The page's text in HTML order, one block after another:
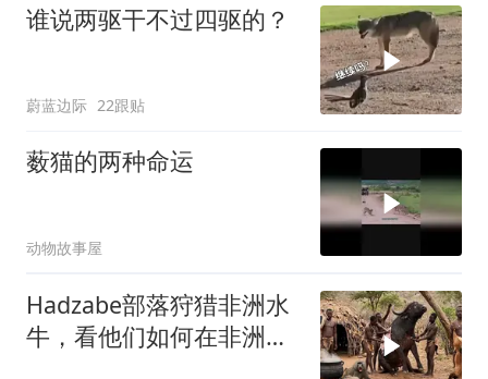
谁说两驱干不过四驱的？
蔚蓝边际 22跟贴
薮猫的两种命运
动物故事屋
Hadzabe部落狩猎非洲水
牛，看他们如何在非洲的